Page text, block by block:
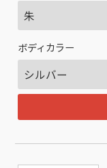
ボディカラー